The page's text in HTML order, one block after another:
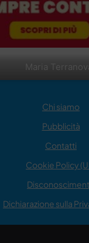
Maria
Chi siamo
Pubblicità
Contatti
Cookie Policy
Dichiarazione sulla